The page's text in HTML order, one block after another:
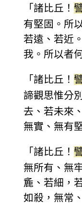
「諸比丘！
有堅固。所
若遠、若近
我。所以者
「諸比丘！
諦觀思惟分
去、若未來
無實、無有
「諸比丘！
無所有、無
麁、若細，
如殺，無常